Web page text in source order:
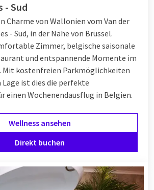
- Sud
Charme von Wallonien vom Van der
- Sud, in der Nähe von Brüssel.
Zimmer, belgische saisonale
und entspannende Momente im
Mit kostenfreien Parkmöglichkeiten
Lage ist dies die perfekte
einen Wochenendausflug in Belgien.
Wellness ansehen
Direkt buchen